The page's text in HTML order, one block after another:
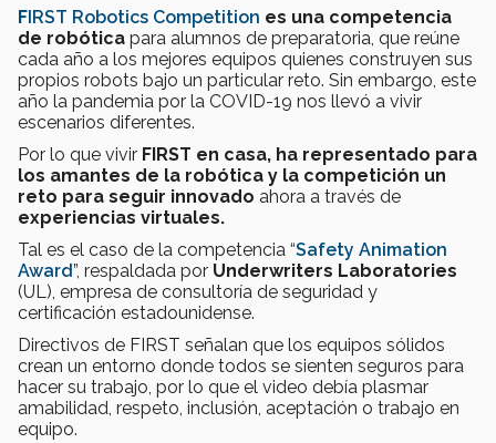
F RST Robotics Competition es una competencia
de robótica para alumnos de preparatoria, que reúne
cada año a los mejores equipos quienes construyen sus
propios robots bajo un particular reto. Sin embargo, este
año la pandemia por la COVID-19 nos llevó a vivir
escenarios diferentes.
Por lo que vivir FIRST en casa, ha representado para
los amantes de la robótica y la competición un
reto para seguir innovado ahora a través de
experiencias virtuales.
Tal es el caso de la competencia “Safety Animation
Award”, respaldada por Underwriters Laboratories
(UL), empresa de consultoría de seguridad y
certificación estadounidense.
Directivos de FIRST señalan que los equipos sólidos
crean un entorno donde todos se sienten seguros para
hacer su trabajo, por lo que el video debía plasmar
amabilidad, respeto, inclusión, aceptación o trabajo en
equipo.